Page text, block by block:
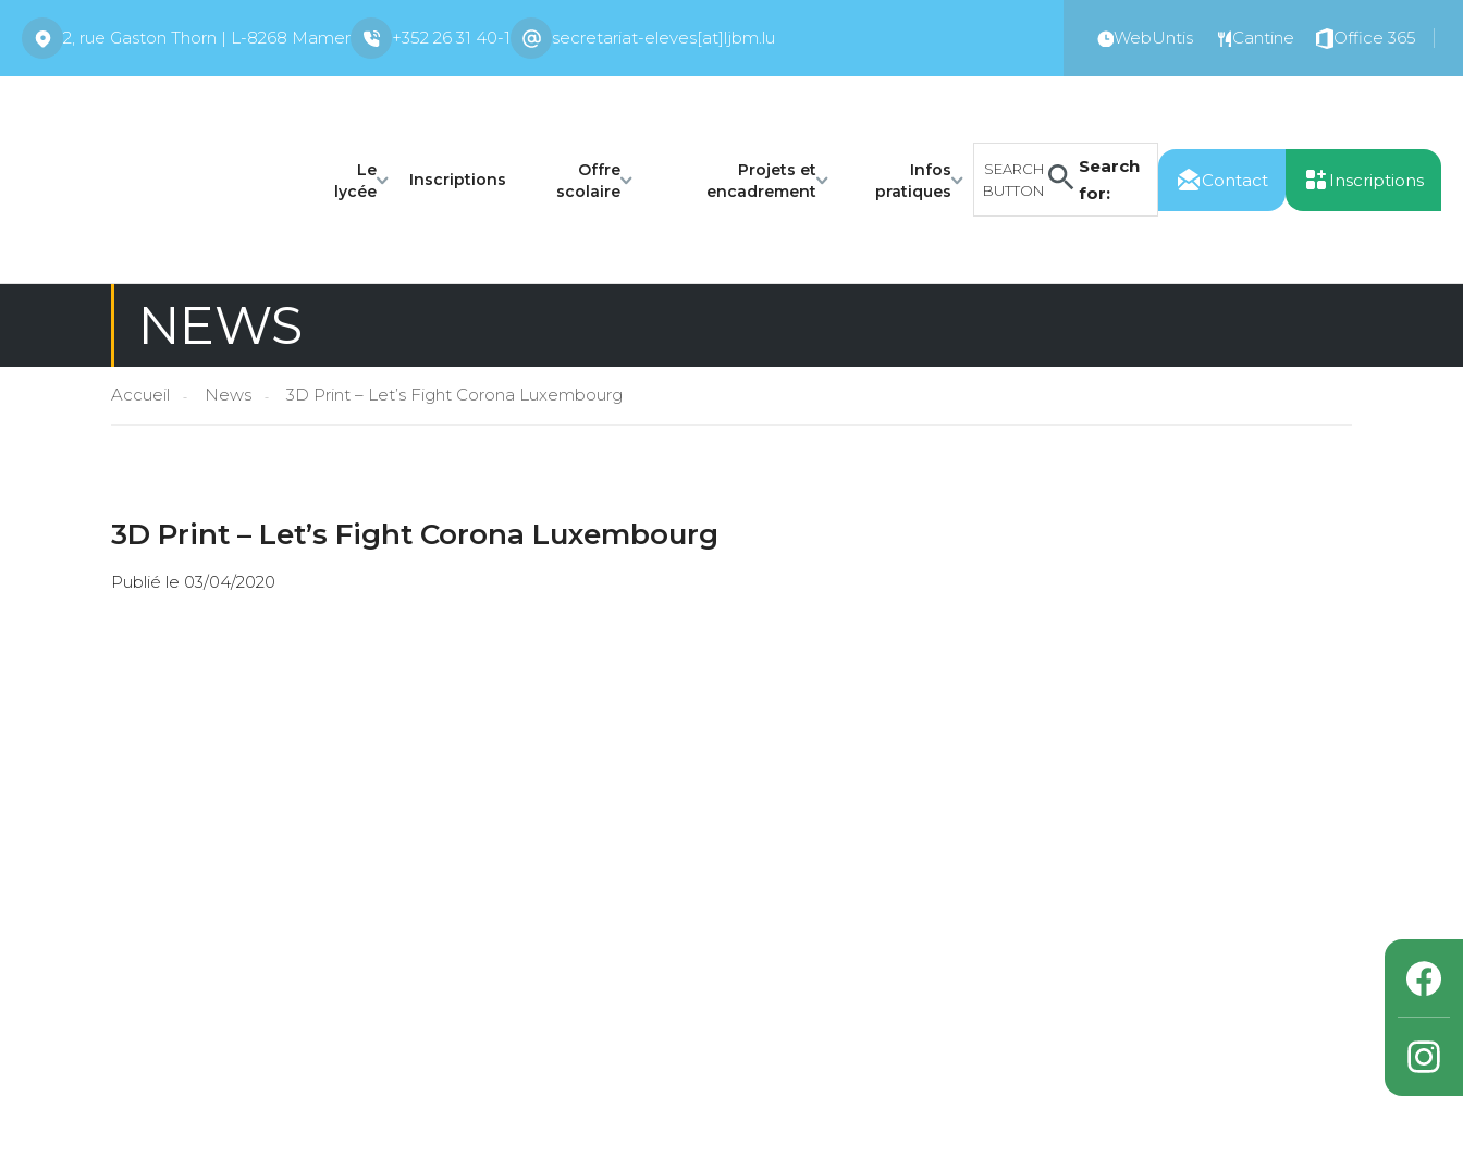
2, rue Gaston Thorn | L-8268 Mamer +352 26 31 40-1 secretariat-eleves[at]ljbm.lu WebUntis Cantine Office 365
Le
lycée
Inscriptions
Offre
scolaire
Projets et
encadrement
Infos
pratiques
Search
for:
SEARCH
BUTTON
Contact Inscriptions
NEWS
Accueil News 3D Print – Let’s Fight Corona Luxembourg
3D Print – Let’s Fight Corona Luxembourg
Publié le 03/04/2020